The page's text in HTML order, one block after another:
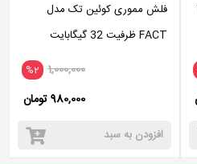
فلش مموری کوئین تک مدل
FACT ظرفیت 32 گیگابایت
%2 1,000,000
980,000 تومان
افزودن به سبد